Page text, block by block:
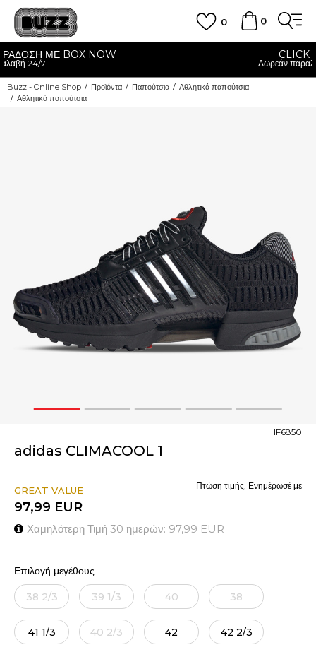
0
0
CLICK & COLLECT
Buzz - Online Shop Προϊόντα Παπούτσια
Αθλητικά παπούτσια
Αθλητικά παπούτσια
1 2 3 4 5
adidas CLIMACOOL 1
IF6850
GREAT VALUE
97,99 EUR
Χαμηλότερη Τιμή 30 ημερών: 97,99 EUR
Πτώση τιμής; Ενημέρωσέ με
Επιλογή μεγέθους
38 2/3 39 1/3 40 38
41 1/3 40 2/3 42 42 2/3